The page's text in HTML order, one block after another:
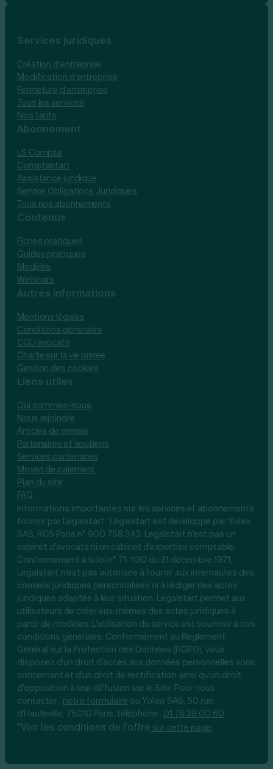
Services juridiques
Création d’entreprise
Modification d’entreprise
Fermeture d’entreprise
Tous les services
Nos tarifs
Abonnement
LS Compta
Comptastart
Assistance juridique
Service Obligations Juridiques
Tous nos abonnements
Contenus
Fiches pratiques
Guides pratiques
Modèles
Webinars
Autres informations
Mentions légales
Conditions générales
CGU avocats
Charte sur la vie privée
Gestion des cookies
Liens utiles
Qui sommes-nous
Nous rejoindre
Articles de presse
Partenaires et soutiens
Services partenaires
Moyen de paiement
Plan du site
FAQ
Informations importantes sur les services et abonnements
fournis par Legalstart : Legalstart est développé par Yolaw
SAS, RCS Paris n° 900 758 343. Legalstart n'est pas un
cabinet d'avocats ni un cabinet d'expertise comptable.
Conformément à la loi n° 71-1130 du 31 décembre 1971,
Legalstart n’est pas autorisée à fournir aux internautes des
conseils juridiques personnalisés ni à rédiger des actes
juridiques adaptés à leur situation. Legalstart permet aux
utilisateurs de créer eux-mêmes des actes juridiques à
partir de modèles. L'utilisation du service est soumise à nos
conditions générales. Conformément au Règlement
Général sur la Protection des Données (RGPD), vous
disposez d'un droit d'accès aux données personnelles vous
concernant et d'un droit de rectification ainsi qu'un droit
d'opposition à leur diffusion sur le Site. Pour nous
contacter : notre formulaire ou Yolaw SAS, 50 rue
d'Hauteville, 75010 Paris, téléphone : 01 76 39 00 60.
*Voir les conditions de l'offre sur cette page.